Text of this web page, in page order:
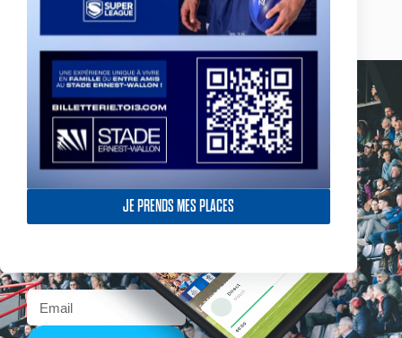
JE PRENDS MES PLACES
Actualités, nouveautés,
billetterie, remises
exceptionnelles dans la